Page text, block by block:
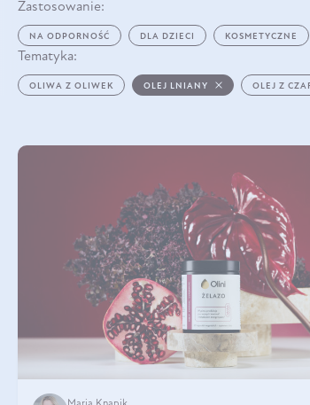
Zastosowanie:
NA ODPORNOŚĆ DLA DZIECI KOSMETYCZNE
Tematyka:
OLIWA Z OLIWEK OLEJ LNIANY OLEJ Z